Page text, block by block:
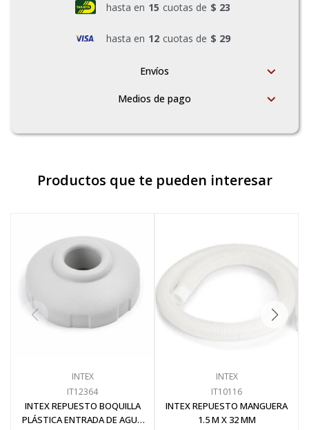
hasta en 15 cuotas de $ 23
hasta en 12 cuotas de $ 29
Envíos
Medios de pago
Productos que te pueden interesar
INTEX
IT12364
INTEX REPUESTO BOQUILLA
PLÁSTICA ENTRADA DE AGUA
INTEX
IT10116
INTEX REPUESTO MANGUERA
1.5 M X 32 MM